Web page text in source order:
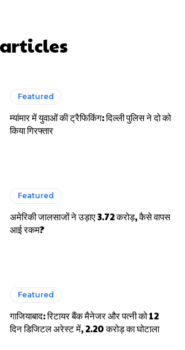
में
से 25 हजार
Featured
म्यांमार में युवाओं की ट्रैफिकिंग: दिल्ली पुलिस ने दो को
किया गिरफ्तार
Featured
अमेरिकी जालसाजों ने उड़ाए 3.72 करोड़, कैसे वापस
आई रकम?
Featured
गाजियाबाद: रिटायर बैंक मैनेजर और पत्नी को 12
दिन डिजिटल अरेस्ट में, 2.20 करोड़ का घोटाला